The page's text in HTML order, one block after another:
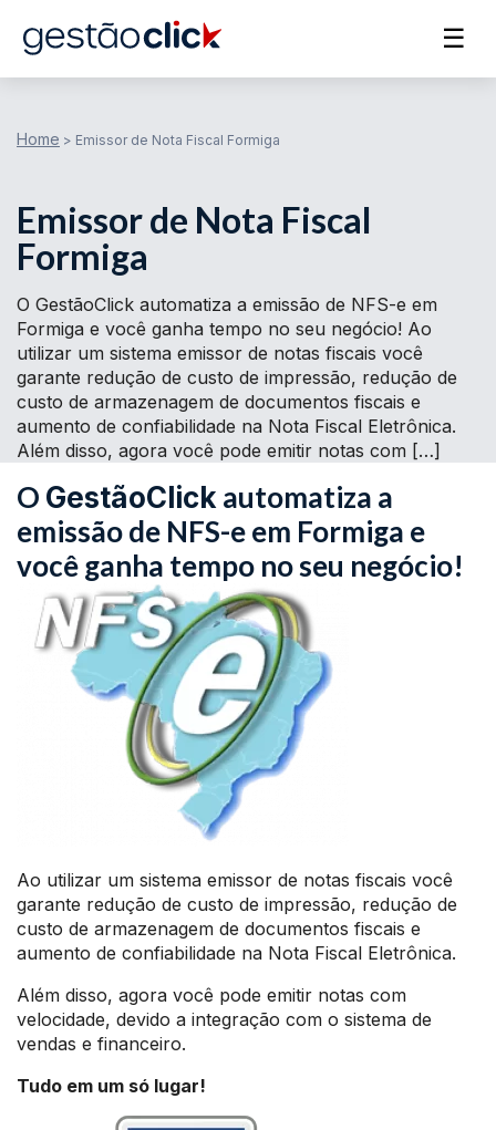
☰
Home > Emissor de Nota Fiscal Formiga
Emissor de Nota Fiscal
Formiga
O GestãoClick automatiza a emissão de NFS-e em
Formiga e você ganha tempo no seu negócio! Ao
utilizar um sistema emissor de notas fiscais você
garante redução de custo de impressão, redução de
custo de armazenagem de documentos fiscais e
aumento de confiabilidade na Nota Fiscal Eletrônica.
Além disso, agora você pode emitir notas com […]
O GestãoClick automatiza a
emissão de NFS-e em Formiga e
você ganha tempo no seu negócio!
Ao utilizar um sistema emissor de notas fiscais você
garante redução de custo de impressão, redução de
custo de armazenagem de documentos fiscais e
aumento de confiabilidade na Nota Fiscal Eletrônica.
Além disso, agora você pode emitir notas com
velocidade, devido a integração com o sistema de
vendas e financeiro.
Tudo em um só lugar!